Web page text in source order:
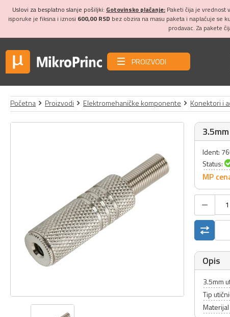
Uslovi za besplatno slanje pošiljki: Gotovinsko plaćanje: Paketi čija je vrednost
isporuke je fiksna i iznosi 600,00 RSD bez obzira na masu paketa i naplaćuje se
prodavac. Za pakete
PROIZVODI
Početna Proizvodi Elektromehaničke komponente Konektori i
Ident:
Status:
MP
Opis
3.5mm
Tip